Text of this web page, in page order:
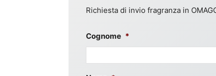
Richiesta di invio fragranza in
Cognome *